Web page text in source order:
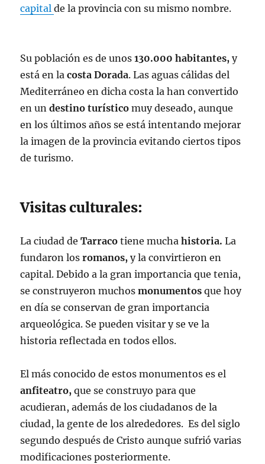
capitalde la provincia con su mismo nombre.
Su población es de unos130.000 habitantes, y
está en lacosta Dorada. Las aguas cálidas del
Mediterráneo en dicha costa la han convertido
en undestino turístico muy deseado, aunque
en los últimos años se está intentando mejorar
la imagen de la provincia evitando ciertos tipos
de turismo.
Visitas culturales:
La ciudad deTarraco tiene muchahistoria. La
fundaron losromanos, y la convirtieron en
capital. Debido a la gran importancia que tenia,
se construyeron muchosmonumentos que hoy
en día se conservan de gran importancia
arqueológica. Se pueden visitar y se ve la
historia reflectada en todos ellos.
El más conocido de estos monumentos es el
anfiteatro, que se construyo para que
acudieran, además de los ciudadanos de la
ciudad, la gente de los alrededores. Es del siglo
segundo después de Cristo aunque sufrió varias
modificaciones posteriormente.